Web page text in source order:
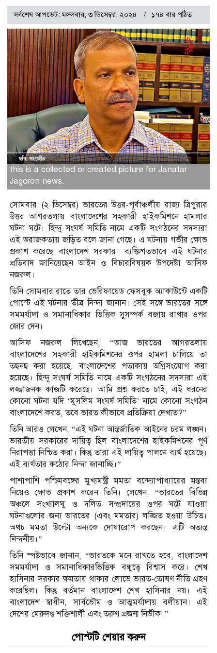
সর্বশেষ আপডেট: মঙ্গলবার, ৩ ডিসেম্বর, ২০২৪ ১৭৪ বার পঠিত
this is a collected or created picture for Janatar
Jagoron news.
সোমবার (২ ডিসেম্বর) ভারতের উত্তর-পূর্বাঞ্চলীয় রাজ্য ত্রিপুরার
উত্তর আগরতলায় বাংলাদেশের সহকারী হাইকমিশনে হামলার
ঘটনা ঘটে। হিন্দু সংঘর্ষ সমিতি নামে একটি সংগঠনের সদস্যরা
এই অরাজকতায় জড়িত বলে জানা গেছে। এ ঘটনায় গভীর ক্ষোভ
প্রকাশ করেছে বাংলাদেশ সরকার। ব্যক্তিগতভাবে এই ঘটনার
প্রতিবাদ জানিয়েছেন আইন ও বিচারবিষয়ক উপদেষ্টা আসিফ
নজরুল।
তিনি সোমবার রাতে তার ভেরিফায়েড ফেসবুক অ্যাকাউন্টে একটি
পোস্টে এই ঘটনার তীব্র নিন্দা জানান। সেই সঙ্গে ভারতের সঙ্গে
সমমর্যাদা ও সমানাধিকার ভিত্তিক সুসম্পর্ক বজায় রাখার ওপর
জোর দেন।
আসিফ নজরুল লিখেছেন, “আজ ভারতের আগরতলায়
বাংলাদেশের সহকারী হাইকমিশনের ওপর হামলা চালিয়ে তা
তছনছ করা হয়েছে, বাংলাদেশের পতাকায় অগ্নিসংযোগ করা
হয়েছে। হিন্দু সংঘর্ষ সমিতি নামে একটি সংগঠনের সদস্যরা এই
লজ্জাজনক কাজটি করেছে। আমি প্রশ্ন করতে চাই, এই ধরনের
কোনো ঘটনা যদি ‘মুসলিম সংঘর্ষ সমিতি’ নামে কোনো সংগঠন
বাংলাদেশে করত, তবে ভারত কীভাবে প্রতিক্রিয়া দেখাত?”
তিনি আরও লেখেন, “এই ঘটনা আন্তর্জাতিক আইনের চরম লঙ্ঘন।
ভারতীয় সরকারের দায়িত্ব ছিল বাংলাদেশের হাইকমিশনের পূর্ণ
নিরাপত্তা নিশ্চিত করা। কিন্তু তারা এই দায়িত্ব পালনে ব্যর্থ হয়েছে।
এই ব্যর্থতার কঠোর নিন্দা জানাচ্ছি।”
পাশাপাশি পশ্চিমবঙ্গের মুখ্যমন্ত্রী মমতা বন্দ্যোপাধ্যায়ের মন্তব্য
নিয়েও ক্ষোভ প্রকাশ করেন তিনি। লেখেন, “ভারতের বিভিন্ন
অঞ্চলে সংখ্যালঘু ও দলিত সম্প্রদায়ের ওপর ঘটে যাওয়া
ঘটনাগুলোর জন্য ভারতের (এবং মমতার) লজ্জিত হওয়া উচিত।
অথচ মমতা উল্টো অন্যকে দোষারোপ করছেন। এটি অত্যন্ত
নিন্দনীয়।”
তিনি স্পষ্টভাবে জানান, “ভারতকে মনে রাখতে হবে, বাংলাদেশ
সমমর্যাদা ও সমানাধিকারভিত্তিক বন্ধুত্বে বিশ্বাস করে। শেখ
হাসিনার সরকার ক্ষমতায় থাকার লোভে ভারত-তোষণ নীতি গ্রহণ
করেছিল। কিন্তু বর্তমান বাংলাদেশ শেখ হাসিনার নয়। এই
বাংলাদেশ স্বাধীন, সার্বভৌম ও আত্মমর্যাদায় বলীয়ান। এই
দেশের মেরুদণ্ড শক্তিশালী এবং তরুণ প্রজন্ম নির্ভীক।”
পোস্টটি শেয়ার করুন